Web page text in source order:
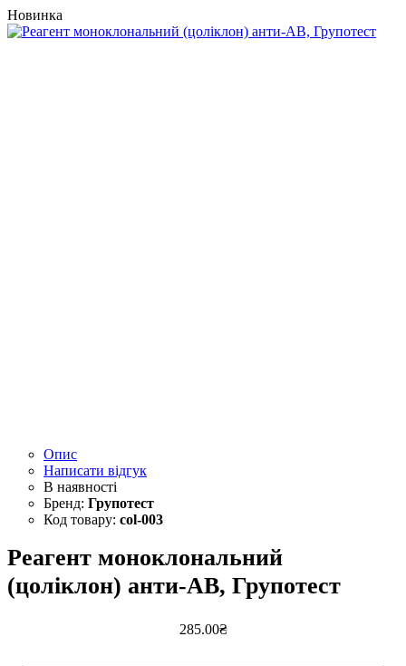
Новинка
Опис
Написати відгук
Групотест
col-003
Реагент моноклональний
(цоліклон) анти-АВ, Групотест
285.00₴